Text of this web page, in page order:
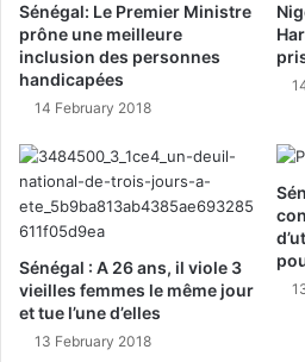
Sénégal: Le Premier Ministre
prône une meilleure
inclusion des personnes
handicapées
14 February 2018
Sénégal : A 26 ans, il viole 3
vieilles femmes le même jour
et tue l’une d’elles
13 February 2018